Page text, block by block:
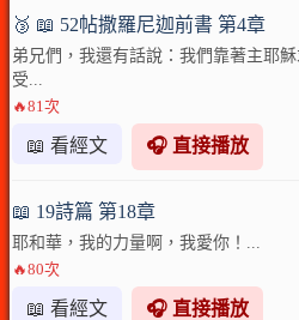
🥉 📖 52帖撒羅尼迦前書 第4章
弟兄們，我還有話說：我們靠著主耶
受...
🔥81次
📖 看經文 🎧 直接播放
📖 19詩篇 第18章
耶和華，我的力量啊，我愛你！...
🔥80次
📖 看經文 🎧 直接播放